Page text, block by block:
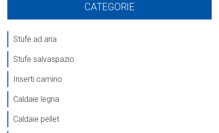
CATEGORIE
Stufe ad aria
Stufe salvaspazio
Inserti camino
Caldaie legna
Caldaie pellet